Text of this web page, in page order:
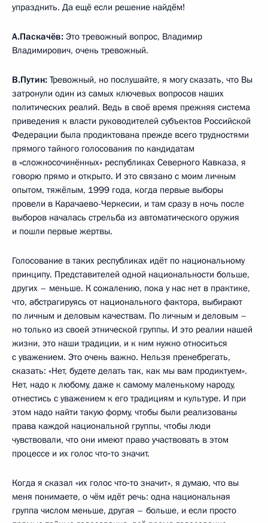
упразднить. Да ещё если решение найдём!
А.Паскачёв: Это тревожный вопрос, Владимир
Владимирович, очень тревожный.
В.Путин: Тревожный, но послушайте, я могу сказать, что Вы
затронули один из самых ключевых вопросов наших
политических реалий. Ведь в своё время прежняя система
приведения к власти руководителей субъектов Российской
Федерации была продиктована прежде всего трудностями
прямого тайного голосования по кандидатам
в «сложносочинённых» республиках Северного Кавказа, я
говорю прямо и открыто. И это связано с моим личным
опытом, тяжёлым, 1999 года, когда первые выборы
провели в Карачаево-Черкесии, и там сразу в ночь после
выборов началась стрельба из автоматического оружия
и пошли первые жертвы.
Голосование в таких республиках идёт по национальному
принципу. Представителей одной национальности больше,
других – меньше. К сожалению, пока у нас нет в практике,
что, абстрагируясь от национального фактора, выбирают
по личным и деловым качествам. По личным и деловым –
но только из своей этнической группы. И это реалии нашей
жизни, это наши традиции, и к ним нужно относиться
с уважением. Это очень важно. Нельзя пренебрегать,
сказать: «Нет, будете делать так, как мы вам продиктуем».
Нет, надо к любому, даже к самому маленькому народу,
отнестись с уважением к его традициям и культуре. И при
этом надо найти такую форму, чтобы были реализованы
права каждой национальной группы, чтобы люди
чувствовали, что они имеют право участвовать в этом
процессе и их голос что‑то значит.
Когда я сказал «их голос что‑то значит», я думаю, что вы
меня понимаете, о чём идёт речь: одна национальная
группа числом меньше, другая – больше, и если просто